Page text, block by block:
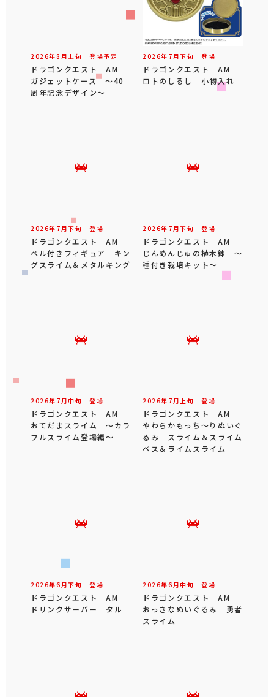
2026年8 月 上旬 登場予定
ドラゴンクエスト AM
ガジェットケース ～40
周年記念デザイン～
2026年 7 月下旬 登場
ドラゴンクエスト AM
ロトのしるし 小物入れ
2026年 7 月下旬 登場
ドラゴンクエスト AM
ベル付きフィギュア キン
グスライム＆メタルキング
2026年 7 月下旬 登場
ドラゴンクエスト AM
じんめんじゅの植木鉢 ～
種付き栽培キット～
2026年 7 月中旬 登場
ドラゴンクエスト AM
おてだまスライム ～カラ
フルスライム登場編～
2026年 7 月 上旬 登場
ドラゴンクエスト AM
やわらかもっち～りぬいぐ
るみ スライム＆スライム
ベス＆ライムスライム
2026年6 月下旬 登場
ドラゴンクエスト AM
ドリンクサーバー タル
2026年6 月中旬 登場
ドラゴンクエスト AM
おっきなぬいぐるみ 勇者
スライム